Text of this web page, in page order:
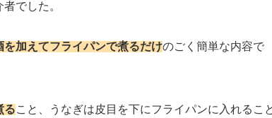
でした。
を加えてフライパンで煮るだけのごく簡単な内容で
ること、うなぎは皮目を下にフライパンに入れるこ